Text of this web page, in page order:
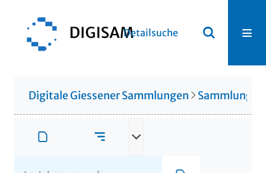
Detailsuche
Digitale Giessener Sammlungen Sammlung